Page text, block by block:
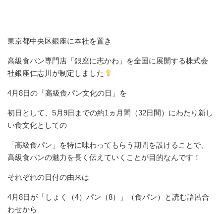
東京都中央区銀座に本社を置き
高級食パン専門店「銀座に志かわ」を全国に展開する株式会
社銀座仁志川が制定しました
4月8日の「高級食パン文化の日」を
初日として、5月9日までの約1ヵ月間（32日間）にわたり新し
い食文化としての
「高級食パン」を特に味わってもらう期間を設けることで、
高級食パンの魅力を長く伝えていくことが目的なんです！
それぞれの日付の由来は
4月8日が「しょく（4）パン（8）」（食パン）と読む語呂合
わせから